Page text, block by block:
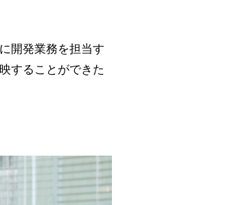
開発業務を担当す
することができた